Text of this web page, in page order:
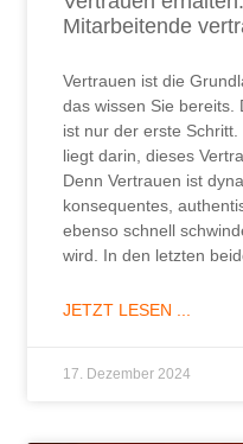
Mitarbeitende
Vertrauen ist die
das wissen Sie bereits.
ist nur der erste
liegt darin, dieses
Denn Vertrauen ist
konsequentes,
ebenso schnell
wird. In den letzten
JETZT LESEN ...
17. Dezember 2024